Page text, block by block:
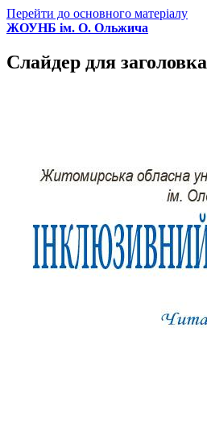
Перейти до основного матеріалу
ЖОУНБ ім. О. Ольжича
Слайдер для заголовка